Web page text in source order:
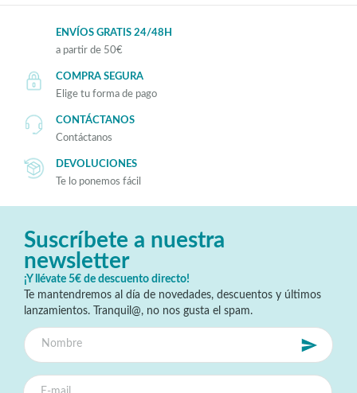
ENVÍOS GRATIS 24/48H
a partir de 50€
COMPRA SEGURA
Elige tu forma de pago
CONTÁCTANOS
Contáctanos
DEVOLUCIONES
Te lo ponemos fácil
Suscríbete a nuestra
newsletter
¡Y llévate 5€ de descuento directo!
Te mantendremos al día de novedades, descuentos y últimos
lanzamientos. Tranquil@, no nos gusta el spam.